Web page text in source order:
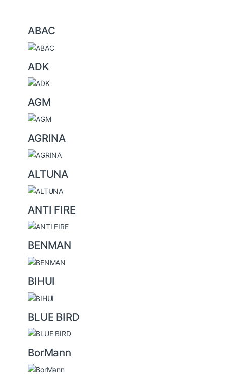
ABAC
ADK
AGM
AGRINA
ALTUNA
ANTI FIRE
BENMAN
BIHUI
BLUE BIRD
BorMann